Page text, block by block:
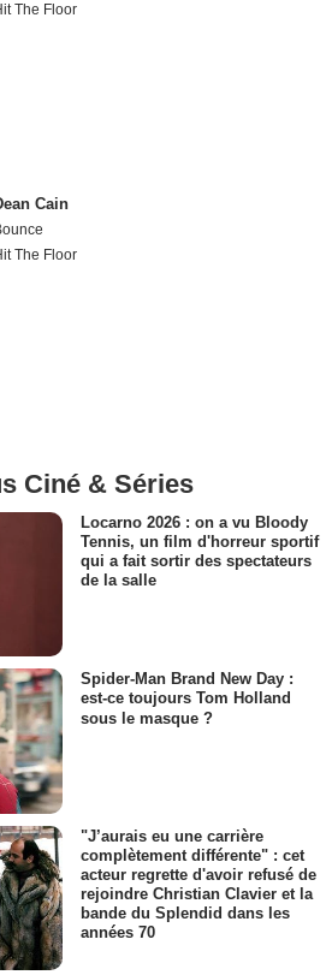
The Floor
Cain
The Floor
Ciné & Séries
Locarno 2026 : on a vu Bloody
Tennis, un film d'horreur sportif
qui a fait sortir des spectateurs
de la salle
Spider-Man Brand New Day :
est-ce toujours Tom Holland
sous le masque ?
"J’aurais eu une carrière
complètement différente" : cet
acteur regrette d'avoir refusé de
rejoindre Christian Clavier et la
bande du Splendid dans les
années 70